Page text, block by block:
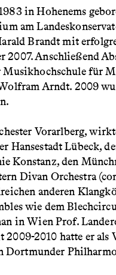
in Hohenems
am
Brandt mit
2007. Anschließend
Musikhochschule für
Arndt. 2009
Vorarlberg,
Hansestadt Lübeck,
Konstanz, den
Divan Orchestra
anderen
wie dem
in Wien Prof.
2010 hatte er als
Dortmunder